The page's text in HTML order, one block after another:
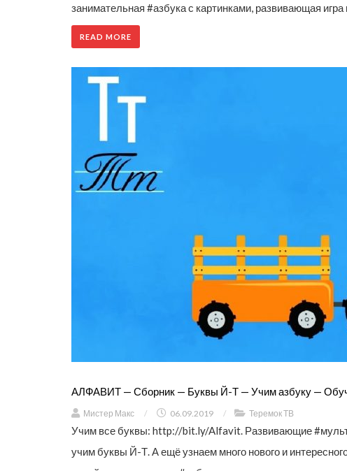
занимательная #азбука с картинками, развивающая
READ MORE
АЛФАВИТ — Сборник — Буквы Й-Т — Учим азбуку —
Мистер Макс / 06.09.2019 / Теремок ТВ
Учим все буквы: http://bit.ly/Alfavit. Развивающие
учим буквы Й-Т. А ещё узнаем много нового и